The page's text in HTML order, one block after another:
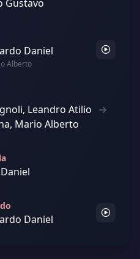
Gustavo
Daniel
Alberto
Leandro Atilio
Mario Alberto
Daniel